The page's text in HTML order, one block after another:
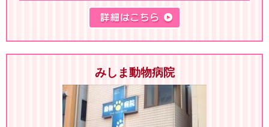
みしま動物病院